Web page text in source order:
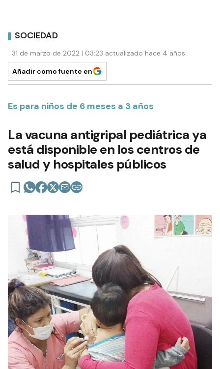
SOCIEDAD
31 de marzo de 2022 | 03:23 actualizado hace 4 años
Añadir como fuente en
Es para niños de 6 meses a 3 años
La vacuna antigripal pediátrica ya
está disponible en los centros de
salud y hospitales públicos